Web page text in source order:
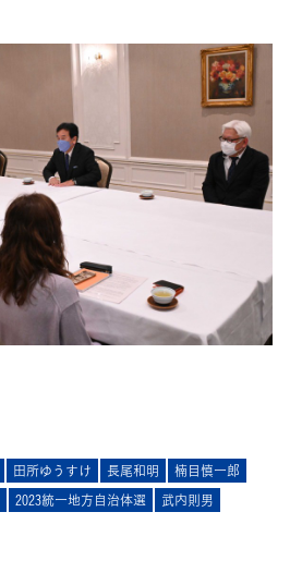
田所ゆうすけ 長尾和明
楠目慎一郎
2023統一地方自治体選 武内則男